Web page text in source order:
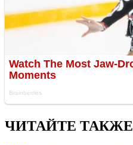
ЧИТАЙТЕ ТАКЖЕ